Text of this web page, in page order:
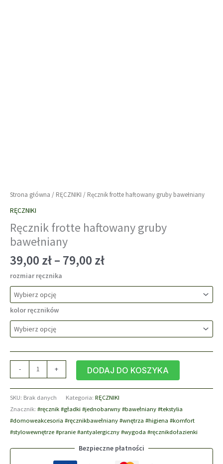
Strona główna / RĘCZNIKI / Ręcznik frotte haftowany gruby bawełniany
RĘCZNIKI
Ręcznik frotte haftowany gruby
bawełniany
39,00 zł– 79,00 złZakres
od
do
79,00 zł
rozmiar ręcznika
kolor ręczników
-
Ręcznik
frotte
haftowany
gruby
bawełniany
+ DODAJ DO KOSZYKA
SKU: Brak danych Kategoria: RĘCZNIKI
Znacznik: #ręcznik #gładki #jednobarwny #bawełniany #tekstylia
#domoweakcesoria #ręcznikbawełniany #wnętrza #higiena #komfort
#stylowewnętrze #pranie #antyalergiczny #wygoda #ręcznikdołazienki
Bezpieczne płatności